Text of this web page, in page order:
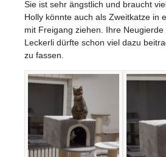
Sie ist sehr ängstlich und braucht
Holly könnte auch als Zweitkatze in
mit Freigang ziehen. Ihre
Leckerli dürfte schon viel dazu
zu fassen.